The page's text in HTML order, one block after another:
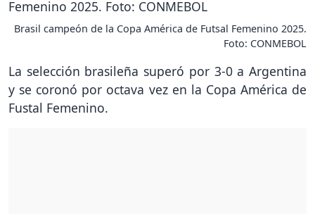
Brasil campeón de la Copa América de Futsal Femenino 2025.
Foto: CONMEBOL
La selección brasileña superó por 3-0 a Argentina
y se coronó por octava vez en la Copa América de
Fustal Femenino.